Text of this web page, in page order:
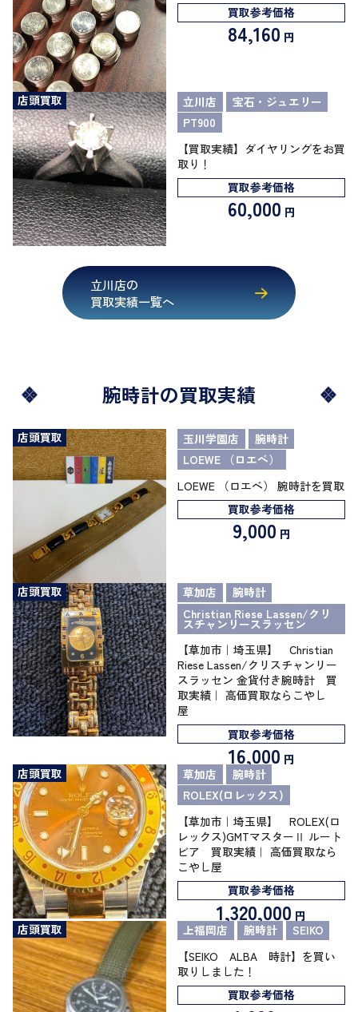
買取参考価格
84,160 円
店頭買取 立川店
宝石・ジュエリー
PT900
【買取実績】ダイヤリングをお買
取り！
買取参考価格
60,000 円
立川店の
買取実績一覧へ
腕時計の買取実績
店頭買取 玉川学園店
腕時計
LOEWE （ロエベ）
LOEWE （ロエベ） 腕時計を買取
買取参考価格
9,000 円
店頭買取 草加店
腕時計
Christian Riese Lassen/クリ
スチャンリースラッセン
【草加市｜埼玉県】 Christian
Riese Lassen/クリスチャンリー
スラッセン 金貨付き腕時計 買
取実績｜ 高価買取ならこやし
屋
買取参考価格
16,000 円
店頭買取
草加店
腕時計
ROLEX(ロレックス)
【草加市｜埼玉県】 ROLEX(ロ
レックス)GMTマスターⅡ ルート
ビア 買取実績｜ 高価買取なら
こやし屋
買取参考価格
1,320,000 円
店頭買取
上福岡店 腕時計
SEIKO
【SEIKO ALBA 時計】を買い
取りしました！
買取参考価格